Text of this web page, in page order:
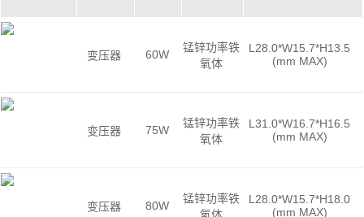
变压器 60W
锰锌功率铁
氧体
L28.0*W15.7*H13.5
(mm MAX)
变压器 75W
锰锌功率铁
氧体
L31.0*W16.7*H16.5
(mm MAX)
变压器 80W
锰锌功率铁
L28.0*W15.7*H18.0
(mm MAX)